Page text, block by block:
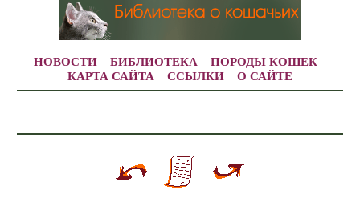
НОВОСТИ БИБЛИОТЕКА
ПОРОДЫ КОШЕК
КАРТА САЙТА
ССЫЛКИ О САЙТЕ